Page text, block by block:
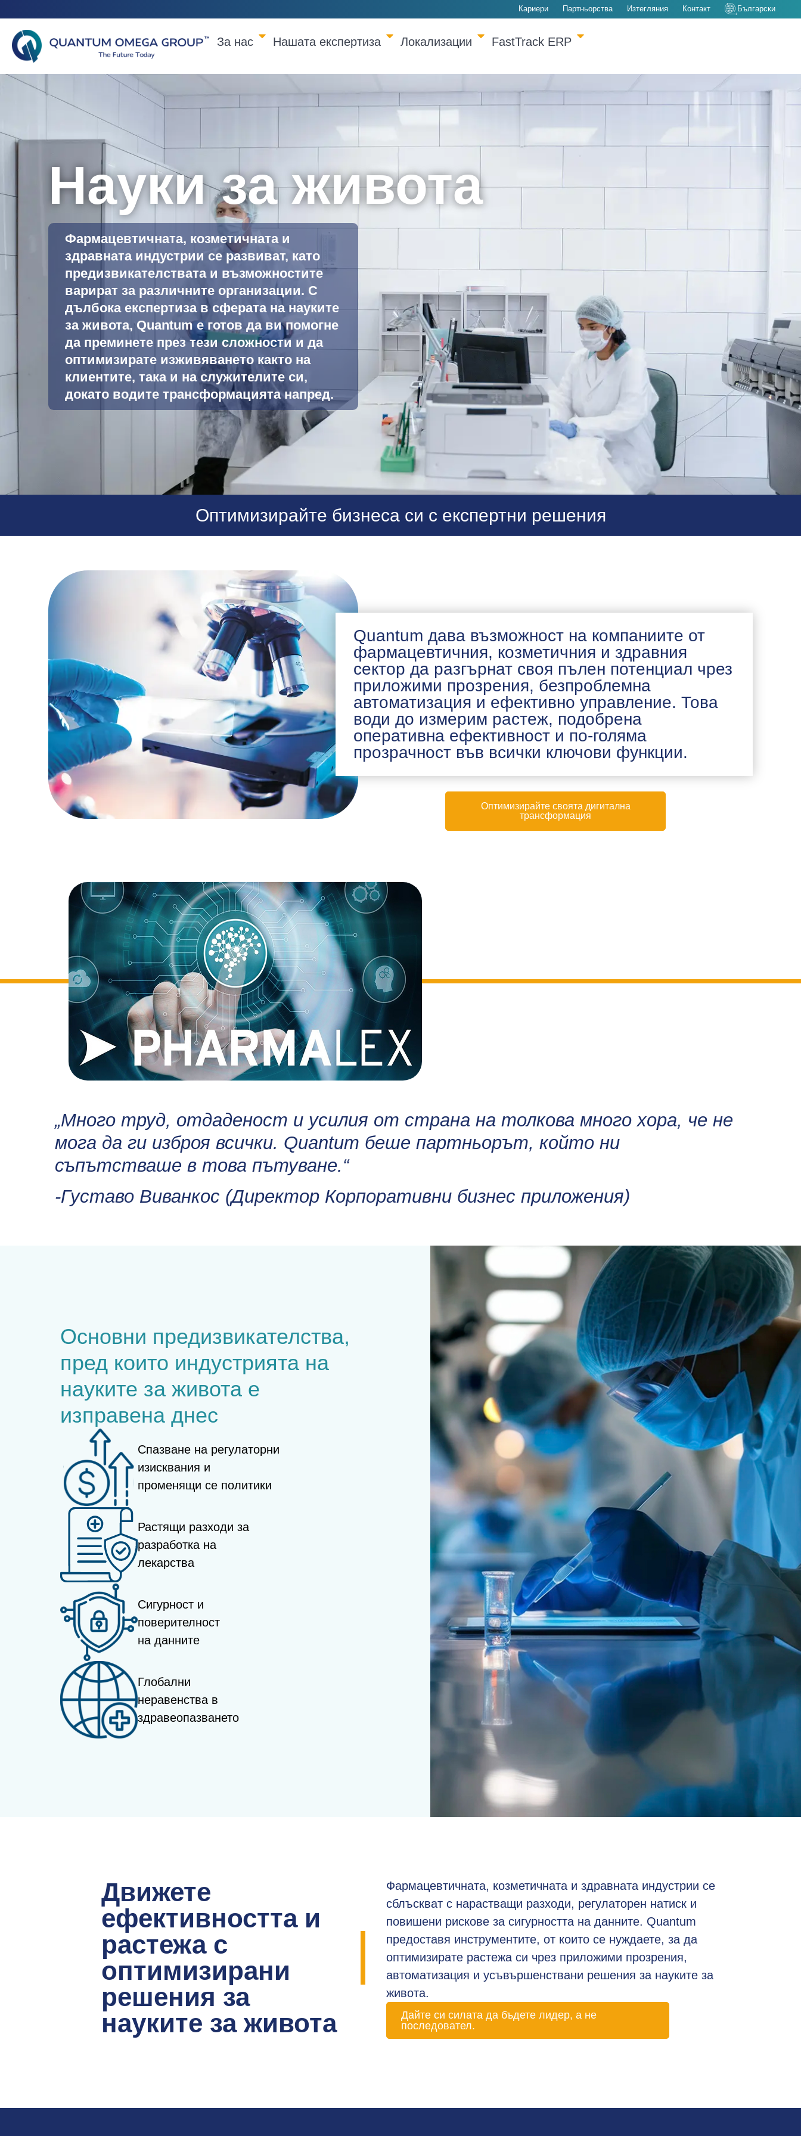
Кариери Партньорства Изтегляния Контакт Български
За нас Нашата експертиза Локализации FastTrack ERP
Науки за живота
Фармацевтичната, козметичната и
здравната индустрии се развиват, като
предизвикателствата и възможностите
варират за различните организации. С
дълбока експертиза в сферата на науките
за живота, Quantum е готов да ви помогне
да преминете през тези сложности и да
оптимизирате изживяването както на
клиентите, така и на служителите си,
докато водите трансформацията напред.
Оптимизирайте бизнеса си с експертни решения
Quantum дава възможност на компаниите от
фармацевтичния, козметичния и здравния
сектор да разгърнат своя пълен потенциал чрез
приложими прозрения, безпроблемна
автоматизация и ефективно управление. Това
води до измерим растеж, подобрена
оперативна ефективност и по-голяма
прозрачност във всички ключови функции.
Оптимизирайте своята дигитална
трансформация
„Много труд, отдаденост и усилия от страна на толкова много хора, че не
мога да ги изброя всички. Quantum беше партньорът, който ни
съпътстваше в това пътуване.“
-Густаво Виванкос (Директор Корпоративни бизнес приложения)
Основни предизвикателства,
пред които индустрията на
науките за живота е
изправена днес
Спазване на регулаторни
изисквания и
променящи се политики
Растящи разходи за
разработка на
лекарства
Сигурност и
поверителност
на данните
Глобални
неравенства в
здравеопазването
Движете
ефективността и
растежа с
оптимизирани
решения за
науките за живота
Фармацевтичната, козметичната и здравната индустрии се
сблъскват с нарастващи разходи, регулаторен натиск и
повишени рискове за сигурността на данните. Quantum
предоставя инструментите, от които се нуждаете, за да
оптимизирате растежа си чрез приложими прозрения,
автоматизация и усъвършенствани решения за науките за
живота.
Дайте си силата да бъдете лидер, а не
последовател.